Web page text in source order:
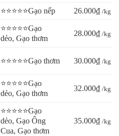
⭐⭐⭐⭐⭐Gạo nếp 26.000₫ /kg
⭐⭐⭐⭐⭐Gạo
dẻo, Gạo thơm
28.000₫ /kg
⭐⭐⭐⭐⭐Gạo thơm 30.000₫ /kg
⭐⭐⭐⭐⭐Gạo
dẻo, Gạo thơm
32.000₫ /kg
⭐⭐⭐⭐⭐Gạo
dẻo, Gạo Ông
Cua, Gạo thơm
35.000₫ /kg